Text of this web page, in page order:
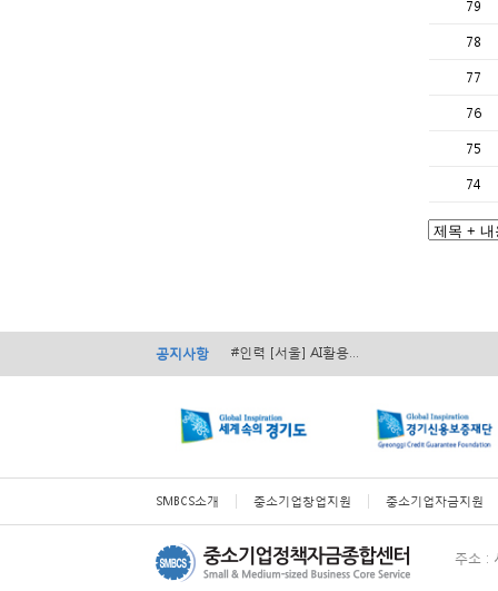
79
78
77
76
75
74
공지사항
#인력 [서울] AI활용...
#인력 [전국] 2026...
#경영 [서울] 서초구 ...
SMBCS소개 중소기업창업지원 중소기업자금지원
주소 :